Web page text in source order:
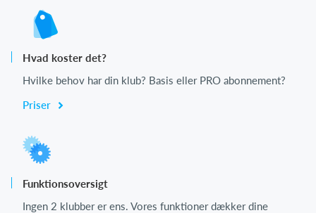
Hvad koster det?
Hvilke behov har din klub? Basis eller PRO abonnement?
Priser
Funktionsoversigt
Ingen 2 klubber er ens. Vores funktioner dækker dine